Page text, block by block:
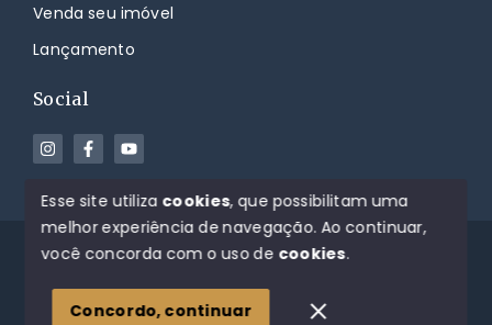
Venda seu imóvel
Lançamento
Social
© Copyright 2026 - Jean Orso Imóveis - Todos os
SITE PARA IMOBILIARIA
Esse site utiliza cookies, que possibilitam uma
melhor experiência de navegação.Ao continuar,
você concorda com o uso de cookies.
Concordo, continuar